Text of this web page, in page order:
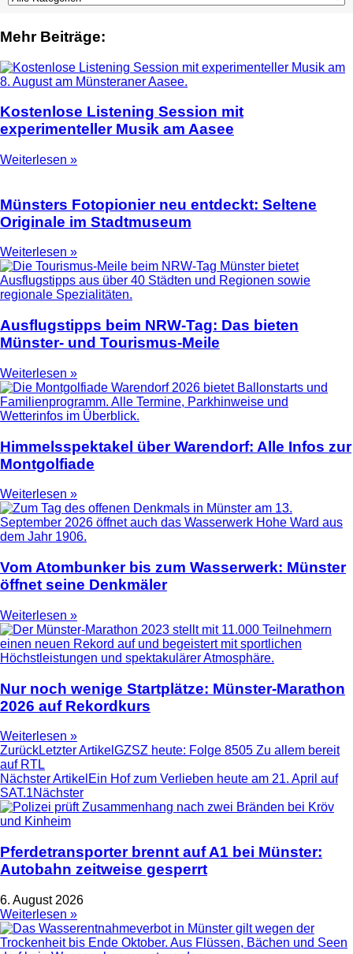
Mehr Beiträge:
Kostenlose Listening Session mit
experimenteller Musik am Aasee
Weiterlesen »
Münsters Fotopionier neu entdeckt: Seltene
Originale im Stadtmuseum
Weiterlesen »
Ausflugstipps beim NRW-Tag: Das bieten
Münster- und Tourismus-Meile
Weiterlesen »
Himmelsspektakel über Warendorf: Alle Infos zur
Montgolfiade
Weiterlesen »
Vom Atombunker bis zum Wasserwerk: Münster
öffnet seine Denkmäler
Weiterlesen »
Nur noch wenige Startplätze: Münster-Marathon
2026 auf Rekordkurs
Weiterlesen »
ZurückLetzter Artikel GZSZ heute: Folge 8505 Zu allem bereit
auf RTL
Nächster Artikel Ein Hof zum Verlieben heute am 21. April auf
SAT.1Nächster
Pferdetransporter brennt auf A1 bei Münster:
Autobahn zeitweise gesperrt
6. August 2026
Weiterlesen »